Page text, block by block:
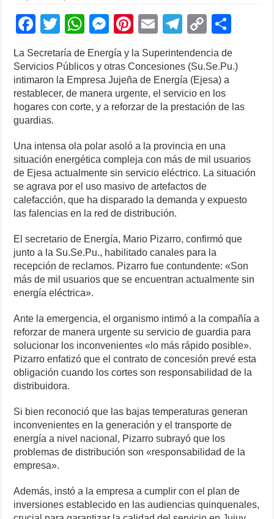
F
c
e
b
o
o
k
T
wi
tt
er
W
h
at
s
A
p
M
e
ss
e
n
er
Pi
nt
er
e
st
E
m
ail
T
el
e
gr
a
C
o
p
y
Li
k
ar
La Secretaría de Energía y la Superintendencia de
Servicios Públicos y otras Concesiones (Su.Se.Pu.)
intimaron la Empresa Jujeña de Energía (Ejesa) a
restablecer, de manera urgente, el servicio en los
hogares con corte, y a reforzar de la prestación de las
guardias.
Una intensa ola polar asoló a la provincia en una
situación energética compleja con más de mil usuarios
de Ejesa actualmente sin servicio eléctrico. La situación
se agrava por el uso masivo de artefactos de
calefacción, que ha disparado la demanda y expuesto
las falencias en la red de distribución.
El secretario de Energía, Mario Pizarro, confirmó que
junto a la Su.Se.Pu., habilitado canales para la
recepción de reclamos. Pizarro fue contundente: «Son
más de mil usuarios que se encuentran actualmente sin
energía eléctrica».
Ante la emergencia, el organismo intimó a la compañía a
reforzar de manera urgente su servicio de guardia para
solucionar los inconvenientes «lo más rápido posible».
Pizarro enfatizó que el contrato de concesión prevé esta
obligación cuando los cortes son responsabilidad de la
distribuidora.
Si bien reconoció que las bajas temperaturas generan
inconvenientes en la generación y el transporte de
energía a nivel nacional, Pizarro subrayó que los
problemas de distribución son «responsabilidad de la
empresa».
Además, instó a la empresa a cumplir con el plan de
inversiones establecido en las audiencias quinquenales,